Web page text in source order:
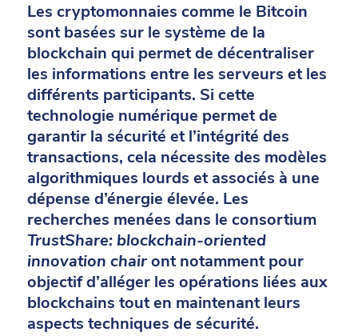
Les cryptomonnaies comme le Bitcoin
sont basées sur le système de la
blockchain qui permet de décentraliser
les informations entre les serveurs et les
différents participants. Si cette
technologie numérique permet de
garantir la sécurité et l’intégrité des
transactions, cela nécessite des modèles
algorithmiques lourds et associés à une
dépense d’énergie élevée. Les
recherches menées dans le consortium
TrustShare: blockchain-oriented
innovation chairont notamment pour
objectif d’alléger les opérations liées aux
blockchains tout en maintenant leurs
aspects techniques de sécurité.